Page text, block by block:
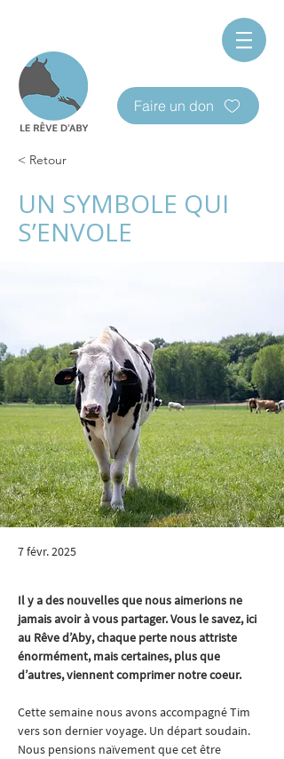
Faire un don
< Retour
UN SYMBOLE QUI
S’ENVOLE
7 févr. 2025
Il y a des nouvelles que nous aimerions ne
jamais avoir à vous partager. Vous le savez, ici
au Rêve d’Aby, chaque perte nous attriste
énormément, mais certaines, plus que
d’autres, viennent comprimer notre coeur.
Cette semaine nous avons accompagné Tim
vers son dernier voyage. Un départ soudain.
Nous pensions naïvement que cet être